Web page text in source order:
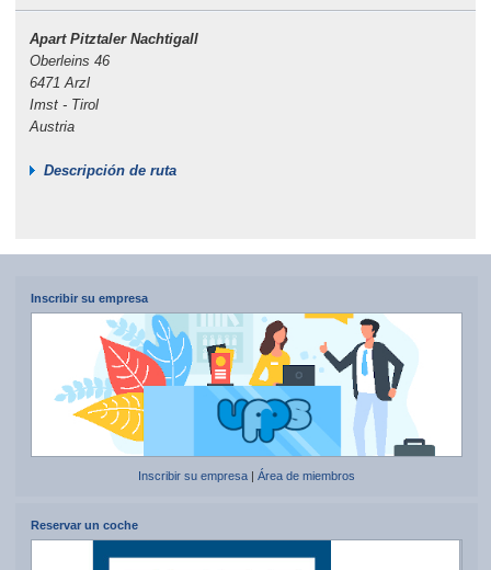
Apart Pitztaler Nachtigall
Oberleins 46
6471 Arzl
Imst - Tirol
Austria
Descripción de ruta
Inscribir su empresa
Inscribir su empresa| Área de miembros
Reservar un coche